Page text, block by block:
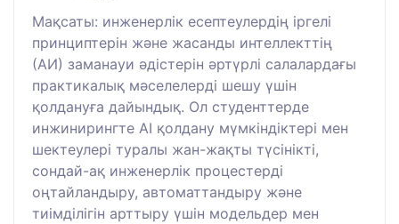
Мақсаты: инженерлік есептеулердің іргелі
принциптерін және жасанды интеллекттің
(АИ) заманауи әдістерін әртүрлі салалардағы
практикалық мәселелерді шешу үшін
қолдануға дайындық. Ол студенттерде
инжинирингте AI қолдану мүмкіндіктері мен
шектеулері туралы жан-жақты түсінікті,
сондай-ақ инженерлік процестерді
оңтайландыру, автоматтандыру және
тиімділігін арттыру үшін модельдер мен